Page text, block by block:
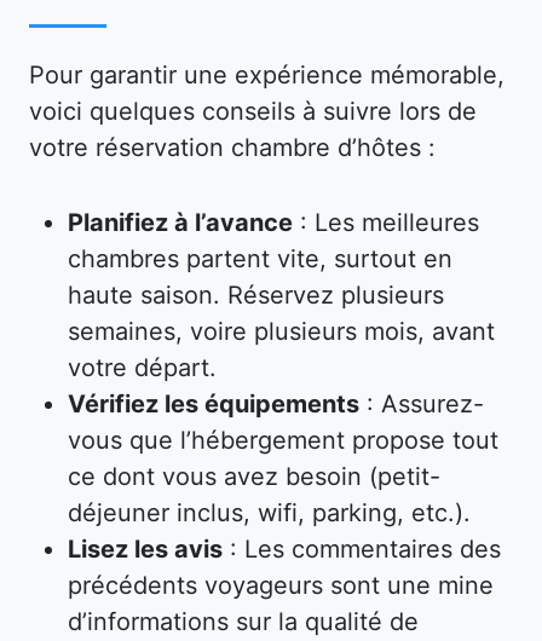
Pour garantir une expérience mémorable,
voici quelques conseils à suivre lors de
votre réservation chambre d’hôtes :
Planifiez à l’avance : Les meilleures
chambres partent vite, surtout en
haute saison. Réservez plusieurs
semaines, voire plusieurs mois, avant
votre départ.
Vérifiez les équipements : Assurez-
vous que l’hébergement propose tout
ce dont vous avez besoin (petit-
déjeuner inclus, wifi, parking, etc.).
Lisez les avis : Les commentaires des
précédents voyageurs sont une mine
d’informations sur la qualité de